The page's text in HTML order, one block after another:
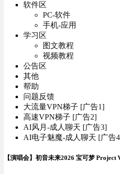
软件区
PC-软件
手机-应用
学习区
图文教程
视频教程
公告区
其他
帮助
问题反馈
大流量VPN梯子 [广告1]
高速VPN梯子 [广告2]
AI风月-成人聊天 [广告3]
AI电子魅魔-成人聊天 [广告
【演唱会】初音未来2026 宝可梦